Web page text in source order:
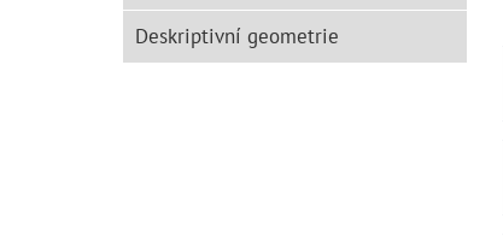
Deskriptivní geometrie